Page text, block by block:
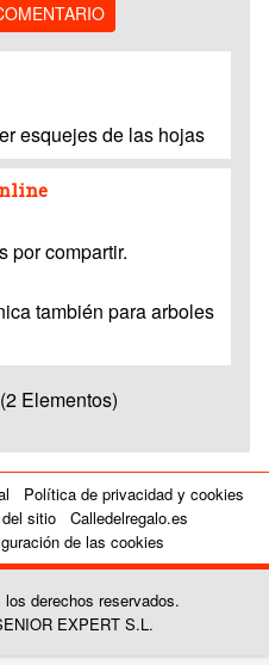
esquejes de las hojas
por compartir.
también para arboles
Elementos)
Política de privacidad y cookies
sitio
Calledelregalo.es
de las cookies
derechos reservados.
EXPERT S.L.